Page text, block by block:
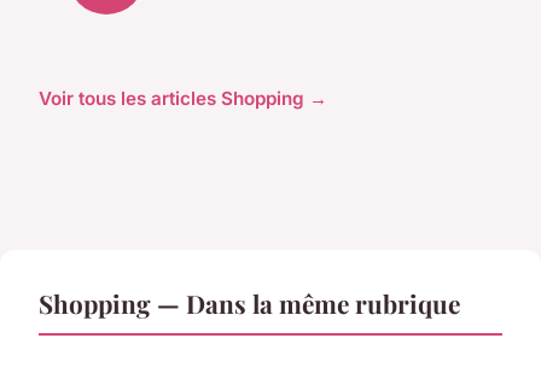
Voir tous les articles Shopping →
Shopping — Dans la même rubrique